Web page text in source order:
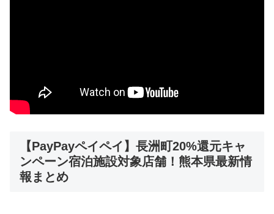
【PayPayペイペイ】長洲町20%還元キャ
ンペーン宿泊施設対象店舗！熊本県最新情
報まとめ